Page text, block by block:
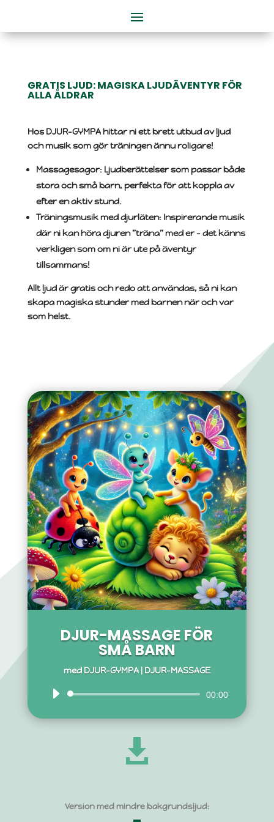
GRATIS LJUD: MAGISKA LJUDÄVENTYR FÖR
ALLA ÅLDRAR
Hos DJUR-GYMPA hittar ni ett brett utbud av ljud
och musik som gör träningen ännu roligare!
Massagesagor: Ljudberättelser som passar både
stora och små barn, perfekta för att koppla av
efter en aktiv stund.
Träningsmusik med djurläten: Inspirerande musik
där ni kan höra djuren ”träna” med er – det känns
verkligen som om ni är ute på äventyr
tillsammans!
Allt ljud är gratis och redo att användas, så ni kan
skapa magiska stunder med barnen när och var
som helst.
DJUR-MASSAGE FÖR
SMÅ BARN
med DJUR-GYMPA| DJUR-MASSAGE
Ljudspelare 00:00

Version med mindre bakgrundsljud: